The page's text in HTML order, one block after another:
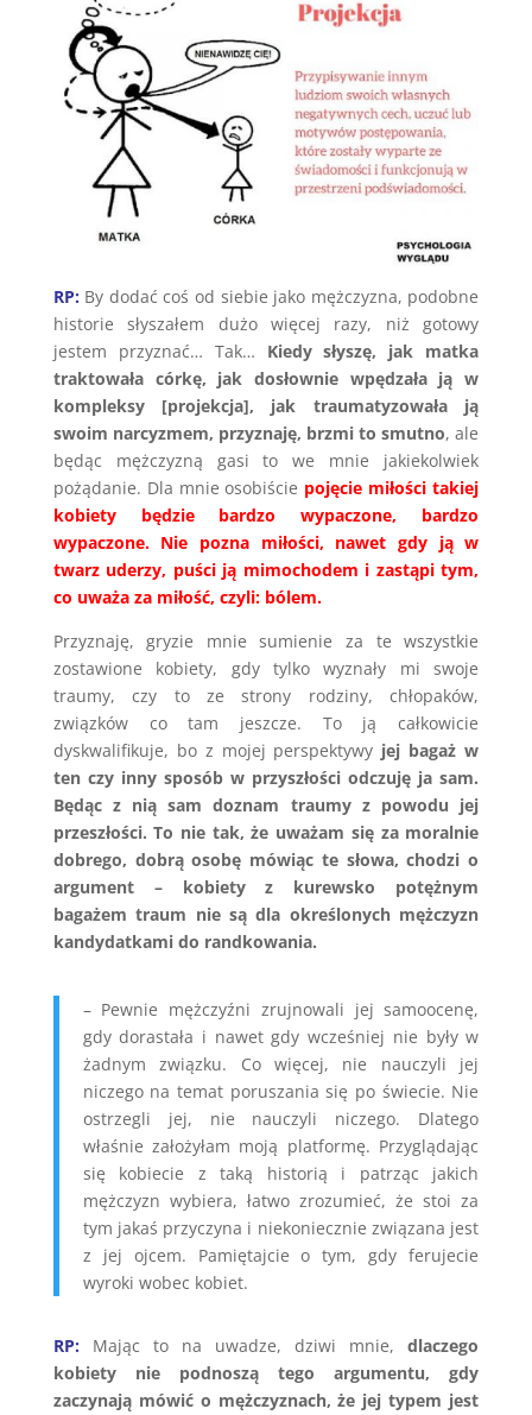
RP: By dodać coś od siebie jako mężczyzna, podobne
historie słyszałem dużo więcej razy, niż gotowy
jestem przyznać… Tak… Kiedy słyszę, jak matka
traktowała córkę, jak dosłownie wpędzała ją w
kompleksy [projekcja], jak traumatyzowała ją
swoim narcyzmem, przyznaję, brzmi to smutno, ale
będąc mężczyzną gasi to we mnie jakiekolwiek
pożądanie. Dla mnie osobiście pojęcie miłości takiej
kobiety będzie bardzo wypaczone, bardzo
wypaczone. Nie pozna miłości, nawet gdy ją w
twarz uderzy, puści ją mimochodem i zastąpi tym,
co uważa za miłość, czyli: bólem.
Przyznaję, gryzie mnie sumienie za te wszystkie
zostawione kobiety, gdy tylko wyznały mi swoje
traumy, czy to ze strony rodziny, chłopaków,
związków co tam jeszcze. To ją całkowicie
dyskwalifikuje, bo z mojej perspektywy jej bagaż w
ten czy inny sposób w przyszłości odczuję ja sam.
Będąc z nią sam doznam traumy z powodu jej
przeszłości. To nie tak, że uważam się za moralnie
dobrego, dobrą osobę mówiąc te słowa, chodzi o
argument – kobiety z kurewsko potężnym
bagażem traum nie są dla określonych mężczyzn
kandydatkami do randkowania.
– Pewnie mężczyźni zrujnowali jej samoocenę,
gdy dorastała i nawet gdy wcześniej nie były w
żadnym związku. Co więcej, nie nauczyli jej
niczego na temat poruszania się po świecie. Nie
ostrzegli jej, nie nauczyli niczego. Dlatego
właśnie założyłam moją platformę. Przyglądając
się kobiecie z taką historią i patrząc jakich
mężczyzn wybiera, łatwo zrozumieć, że stoi za
tym jakaś przyczyna i niekoniecznie związana jest
z jej ojcem. Pamiętajcie o tym, gdy ferujecie
wyroki wobec kobiet.
RP: Mając to na uwadze, dziwi mnie,dlaczego
kobiety nie podnoszą tego argumentu, gdy
zaczynają mówić o mężczyznach, że jej typem jest